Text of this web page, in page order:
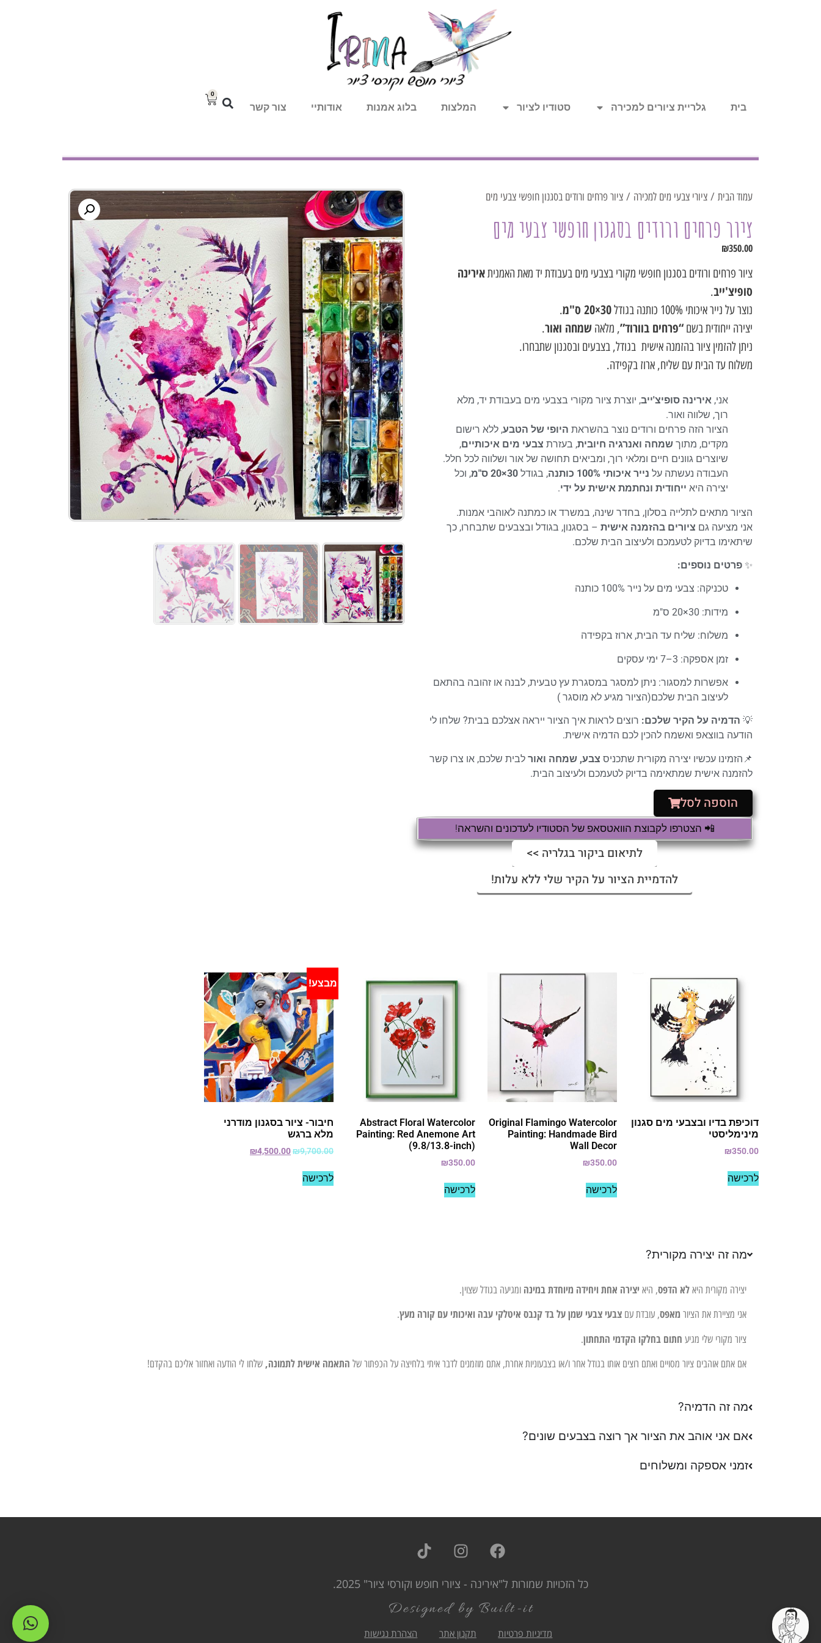
בית גלריית ציורים למכירה סטודיו לציור המלצות בלוג אמנות אודותיי צור קשר
0
עמוד הבית / ציורי צבעי מים למכירה / ציור פרחים ורודים בסגנון חופשי צבעי מים
ציור פרחים ורודים בסגנון חופשי צבעי מים
₪350.00
ציור פרחים ורודים בסגנון חופשי מקורי בצבעי מים בעבודת יד מאת האמניתאירינה
סופיצ'ייב.
נוצר על נייר איכותי 100% כותנה בגודל
30×20 ס"מ
.
יצירה ייחודית בשם “פרחים בוורוד”, מלאה שמחה ואור.
ניתן להזמין ציור בהזמנה אישית בגודל, בצבעים ובסגנון שתבחרו.
משלוח עד הבית עם שליח, ארוז בקפידה.
אני, אירינה סופיצ'ייב, יוצרת ציור מקורי בצבעי מים בעבודת יד, מלא
רוך, שלווה ואור.
הציור הזה פרחים ורודים נוצר בהשראת היופי של הטבע, ללא רישום
מקדים, מתוך שמחה ואנרגיה חיובית, בעזרת צבעי מים איכותיים,
שיוצרים גוונים חיים ומלאי רוך, ומביאים תחושה של אור ושלווה לכל חלל.
העבודה נעשתה על נייר איכותי 100% כותנה , בגודל 30×20 ס"מ
, וכל
יצירה היא ייחודית ונחתמת אישית על ידי.
הציור מתאים לתלייה בסלון, בחדר שינה, במשרד או כמתנה לאוהבי אמנות.
אני מציעה גם ציורים בהזמנה אישית – בסגנון, בגודל ובצבעים שתבחרו, כך
שיתאימו בדיוק לטעמכם ולעיצוב הבית שלכם.
✨ פרטים נוספים:
טכניקה: צבעי מים על נייר 100% כותנה
מידות: 30×20 ס"מ
משלוח: שליח עד הבית, ארוז בקפידה
זמן אספקה: 3–7 ימי עסקים
אפשרות למסגור: ניתן למסגר במסגרת עץ טבעית, לבנה או זהובה בהתאם
לעיצוב הבית שלכם(הציור מגיע לא מוסגר )
💡 הדמיה על הקיר שלכם: רוצים לראות איך הציור ייראה אצלכם בבית? שלחו לי
הודעה בווצאפ ואשמח להכין לכם הדמיה אישית.
📌הזמינו עכשיו יצירה מקורית שתכניס צבע, שמחה ואור לבית שלכם, או צרו קשר
להזמנה אישית שמתאימה בדיוק לטעמכם ולעיצוב הבית.
הוספה לסל
📲 הצטרפו לקבוצת הוואטסאפ של הסטודיו לעדכונים והשראה!
לתיאום ביקור בגלריה >>
להדמיית הציור על הקיר שלי ללא עלות!
דוכיפת בדיו ובצבעי מים סגנון
מינימליסטי
₪350.00
לרכישה
Original Flamingo Watercolor
Painting: Handmade Bird
Wall Decor
₪350.00
לרכישה
Abstract Floral Watercolor
Painting: Red Anemone Art
(9.8/13.8-inch)
₪350.00
לרכישה
מבצע!
חיבור- ציור בסגנון מודרני
מלא ברגש
₪9,700.00
₪4,500.00
לרכישה
מה זה יצירה מקורית?
יצירה מקורית היא לא הדפס, היא יצירה אחת ויחידה מיוחדת במינה ומגיעה בגודל שצוין.
אני מציירת את הציור מאפס, עובדת עם צבעי צבעי שמן על בד קנבס איטלקי עבה ואיכותי עם קורה מעץ.
ציור מקורי שלי מגיע חתום בחלקו הקדמי התחתון.
אם אתם אוהבים ציור מסויים ואתם רוצים אותו בגודל אחר ו/או בצבעוניות אחרת, אתם מוזמנים לדבר איתי בלחיצה על הכפתור של התאמה אישית לתמונה, שלחו לי הודעה ואחזור אליכם בהקדם!
מה זה הדמיה?
אם אני אוהב את הציור אך רוצה בצבעים שונים?
זמני אספקה ומשלוחים
כל הזכויות שמורות ל"אירינה - ציורי חופש וקורסי ציור" 2025.
Designed by Built-it
מדיניות פרטיות תקנון אתר הצהרת נגישות